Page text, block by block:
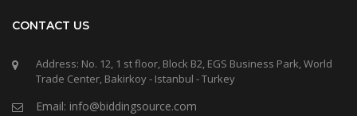
CONTACT US
Address: No. 12, 1 st floor, Block B2, EGS Business Park, World
Trade Center, Bakirkoy - Istanbul - Turkey
Email: info@biddingsource.com